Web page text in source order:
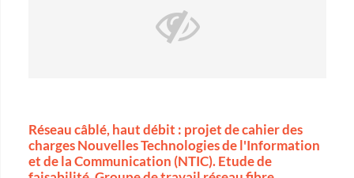
Réseau câblé, haut débit : projet de cahier des
charges Nouvelles Technologies de l'Information
et de la Communication (NTIC). Etude de